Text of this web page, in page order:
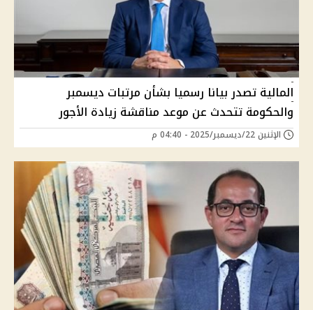
المالية تصدر بيانا رسميا بشأن مرتبات ديسمبر
والحكومة تتحدث عن موعد مناقشة زيادة الأجور
الإثنين 22/ديسمبر/2025 - 04:40 م